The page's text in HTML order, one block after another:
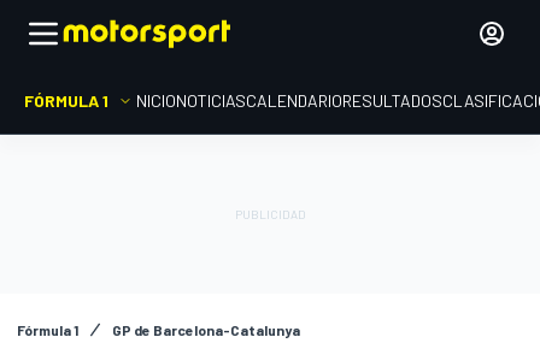
FÓRMULA 1 INICIONOTICIASCALENDARIORESULTADOS
Fórmula 1 GP de Barcelona-Catalunya